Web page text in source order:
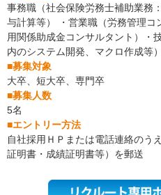
事務職（社会保険労務士補助業務
与計算等） ・営業職（労務管理コ
用関係助成金コンサルタント）・
内のシステム開発、マクロ作成等）
■募集対象
大卒、短大卒、専門卒
■募集人数
5名
■エントリー方法
自社採用ＨＰまたは電話連絡のう
証明書・成績証明書等）を郵送